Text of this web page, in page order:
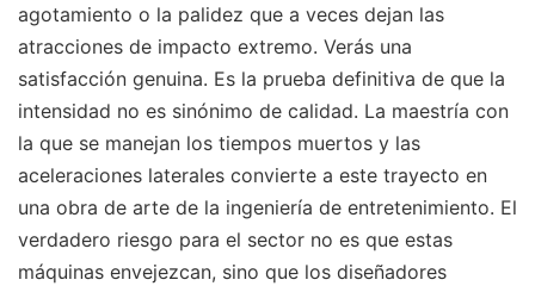
agotamiento o la palidez que a veces dejan las
atracciones de impacto extremo. Verás una
satisfacción genuina. Es la prueba definitiva de que la
intensidad no es sinónimo de calidad. La maestría con
la que se manejan los tiempos muertos y las
aceleraciones laterales convierte a este trayecto en
una obra de arte de la ingeniería de entretenimiento. El
verdadero riesgo para el sector no es que estas
máquinas envejezcan, sino que los diseñadores